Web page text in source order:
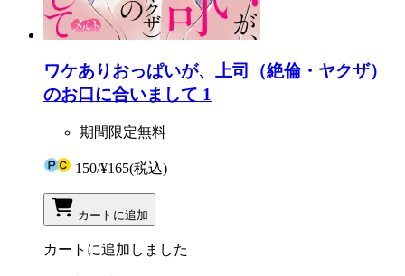
ワケありおっぱいが、上司（絶倫・ヤクザ）
のお口に合いまして 1
期間限定無料
150/¥165(税込)
カートに追加
カートに追加しました